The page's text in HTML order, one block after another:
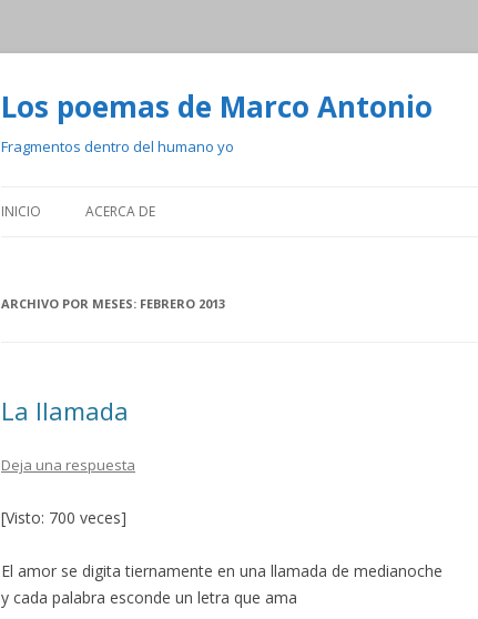
Los poemas de Marco Antonio
Fragmentos dentro del humano yo
INICIO ACERCA DE
ARCHIVO POR MESES: FEBRERO 2013
La llamada
Deja una respuesta
[Visto: 700 veces]
El amor se digita tiernamente en una llamada de medianoche
y cada palabra esconde un letra que ama